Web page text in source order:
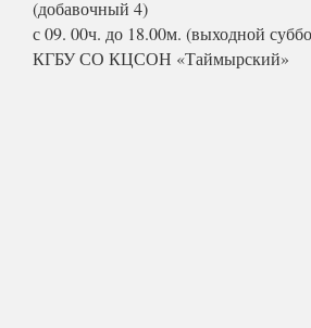
(добавочный 4)
с 09. 00ч. до 18.00м. (выходной
КГБУ СО КЦСОН «Таймырский»